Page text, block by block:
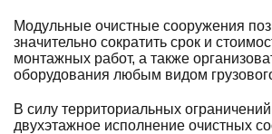
Модульные очистные сооружения
значительно сократить срок и
монтажных работ, а также
оборудования любым видом
В силу территориальных
двухэтажное исполнение очистных